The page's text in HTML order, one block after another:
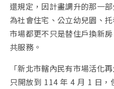
還規定，因計畫調升的那一
為社會住宅、公立幼兒園、
市場都更不只是替住戶換新
共服務。
「新北市轄內民有市場活化
只開放到 114 年 4 月 1 日